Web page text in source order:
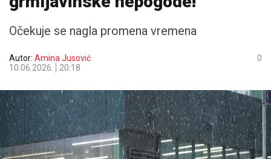
Očekuje se nagla promena vremena
Autor: Amina Jusović
10.06.2026.
20:18
0